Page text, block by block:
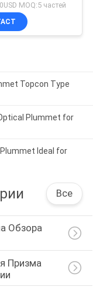
MOQ:5 частей
Topcon Type
Plummet for
Ideal for
Все
Обзора
Призма